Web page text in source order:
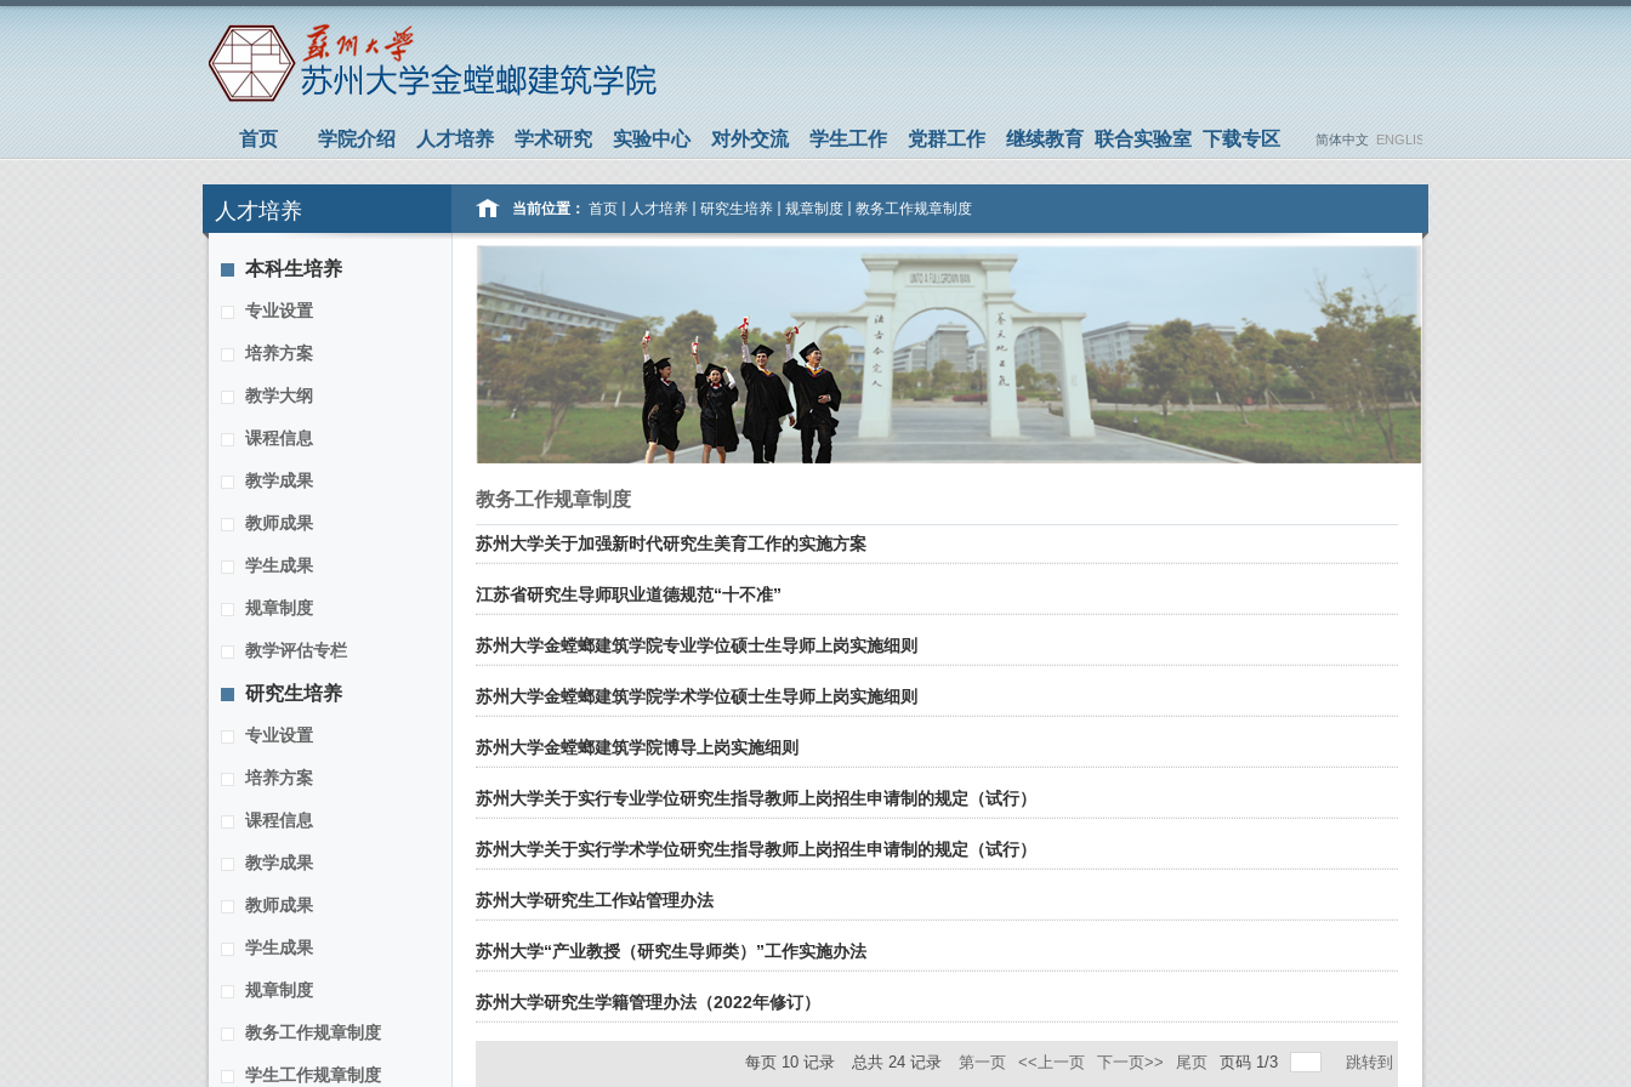
首页 学院介绍 人才培养 学术研究 实验中心 对外交流 学生工作 党群工作 继续教育 联合实验室 下载专区 简体中文 ENGLISH
人才培养
本科生培养
专业设置
培养方案
教学大纲
课程信息
教学成果
教师成果
学生成果
规章制度
教学评估专栏
研究生培养
专业设置
培养方案
课程信息
教学成果
教师成果
学生成果
规章制度
教务工作规章制度
学生工作规章制度
当前位置： 首页 人才培养 研究生培养 规章制度 教务工作规章制度
教务工作规章制度
苏州大学关于加强新时代研究生美育工作的实施方案
江苏省研究生导师职业道德规范“十不准”
苏州大学金螳螂建筑学院专业学位硕士生导师上岗实施细则
苏州大学金螳螂建筑学院学术学位硕士生导师上岗实施细则
苏州大学金螳螂建筑学院博导上岗实施细则
苏州大学关于实行专业学位研究生指导教师上岗招生申请制的规定（试行）
苏州大学关于实行学术学位研究生指导教师上岗招生申请制的规定（试行）
苏州大学研究生工作站管理办法
苏州大学“产业教授（研究生导师类）”工作实施办法
苏州大学研究生学籍管理办法（2022年修订）
每页 10 记录 总共 24 记录 第一页 <<上一页 下一页>> 尾页 页码 1/3 跳转到